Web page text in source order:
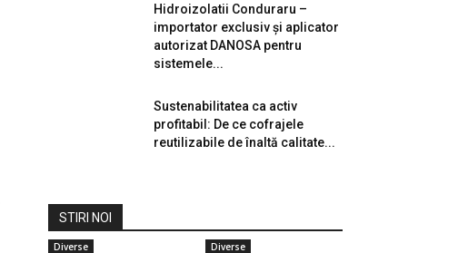
Hidroizolatii Conduraru –
importator exclusiv și aplicator
autorizat DANOSA pentru
sistemele...
Sustenabilitatea ca activ
profitabil: De ce cofrajele
reutilizabile de înaltă calitate...
STIRI NOI
Diverse Diverse